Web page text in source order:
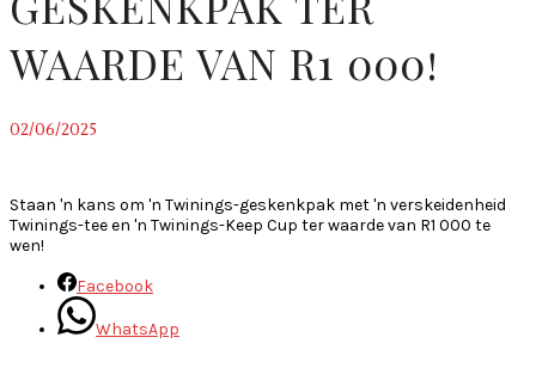
WAARDE VAN R1 000!
02/06/2025
Staan 'n kans om 'n Twinings-geskenkpak met 'n verskeidenheid
Twinings-tee en 'n Twinings-Keep Cup ter waarde van R1 000 te
wen!
Facebook
WhatsApp